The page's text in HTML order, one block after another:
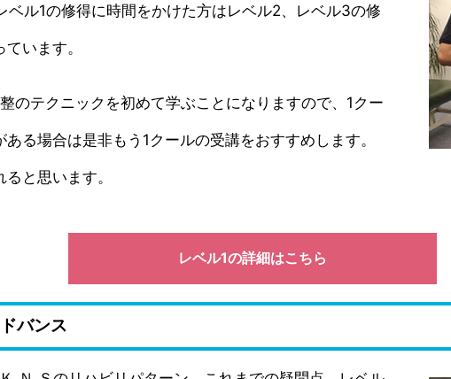
ベル1の修得に時間をかけた方はレベル2、レベル3の修
います。
のテクニックを初めて学ぶことになりますので、1クー
る場合は是非もう1クールの受講をおすすめします。
と思います。
レベル1の詳細はこちら
バンス